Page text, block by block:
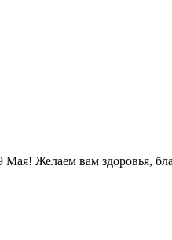
Желаем вам здоровья,